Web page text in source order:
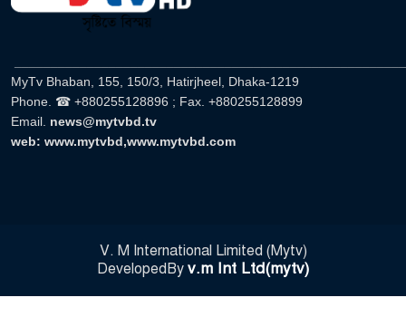
MyTv Bhaban, 155, 150/3, Hatirjheel, Dhaka-1219
Phone. ☎ +880255128896 ; Fax. +880255128899
Email. news@mytvbd.tv
web: www.mytvbd,www.mytvbd.com
V. M International Limited (Mytv)
DevelopedBy v.m Int Ltd(mytv)